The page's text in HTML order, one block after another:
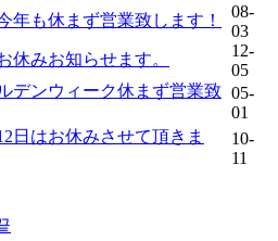
年も休まず営業致します！
08-
03
休みお知らせます。
12-
05
デンウィーク休まず営業致 05-
01
日はお休みさせて頂きま
10-
11